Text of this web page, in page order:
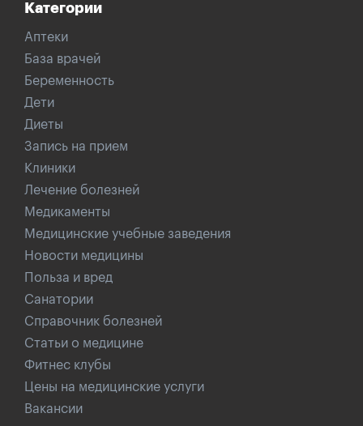
Категории
Аптеки
База врачей
Беременность
Дети
Диеты
Запись на прием
Клиники
Лечение болезней
Медикаменты
Медицинские учебные заведения
Новости медицины
Польза и вред
Санатории
Справочник болезней
Статьи о медицине
Фитнес клубы
Цены на медицинские услуги
Вакансии